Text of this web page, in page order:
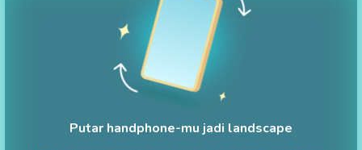
Putar handphone-mu jadi landscape